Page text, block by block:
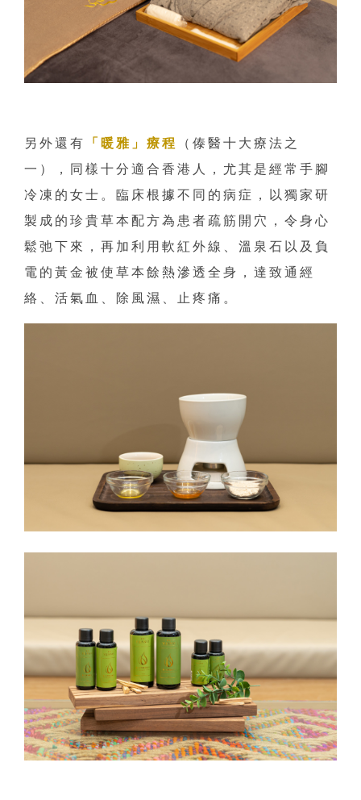
另外還有 「暖雅」療程
（傣醫十大療法之
一），同樣十分適合香港人，尤其是經常手腳
冷凍的女士。臨床根據不同的病症，以獨家研
製成的珍貴草本配方為患者疏筋開穴，令身心
鬆弛下來，再加利用軟紅外線、溫泉石以及負
電的黃金被使草本餘熱滲透全身，達致通經
絡、活氣血、除風濕、止疼痛。